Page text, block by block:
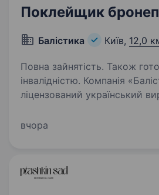
Поклейщик
Балістика Київ, 12,0
Повна зайнятість. Також
інвалідністю. Компанія «Балістика» —
ліцензований український
(ліцензія АЕ № 292988 МВС
Ми працюємо…
вчора